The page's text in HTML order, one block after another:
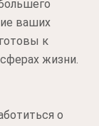
ваших
к
жизни.
о